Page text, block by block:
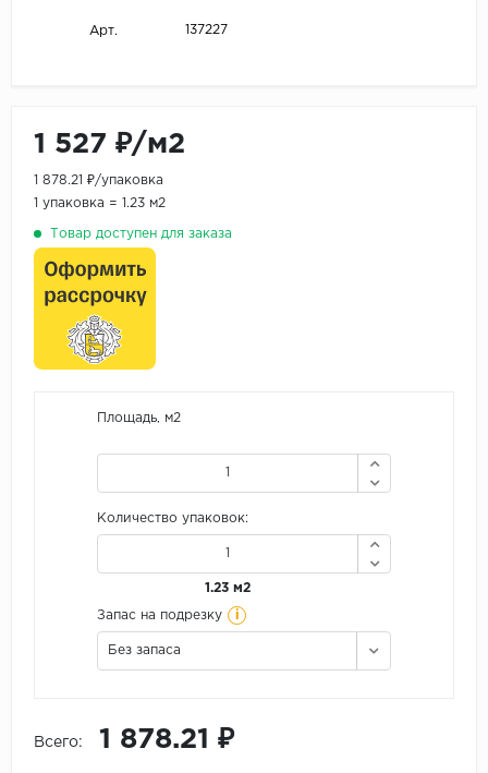
Арт. 137227
1 527 ₽/м2
1 878.21 ₽/упаковка
1 упаковка = 1.23 м2
Товар доступен для заказа
Площадь, м2
Количество упаковок:
1.23 м2
Запас на подрезку i
Без запаса
Всего: 1 878.21 ₽